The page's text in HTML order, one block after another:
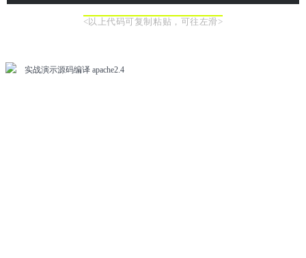
<以上代码可复制粘贴，可往左滑>